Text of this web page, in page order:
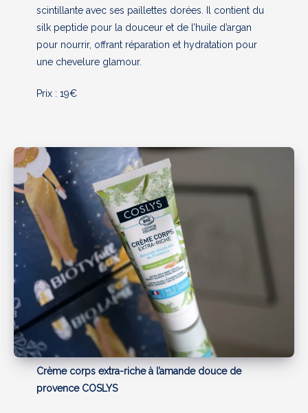
scintillante avec ses paillettes dorées. Il contient du
silk peptide pour la douceur et de l’huile d’argan
pour nourrir, offrant réparation et hydratation pour
une chevelure glamour.
Prix : 19€
Crème corps extra-riche à l’amande douce de
provence COSLYS